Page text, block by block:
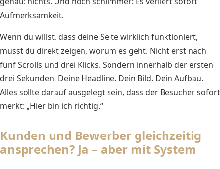
Aufmerksamkeit.
Wenn du willst, dass deine Seite wirklich funktioniert,
musst du direkt zeigen, worum es geht. Nicht erst nach
fünf Scrolls und drei Klicks. Sondern innerhalb der ersten
drei Sekunden. Deine Headline. Dein Bild. Dein Aufbau.
Alles sollte darauf ausgelegt sein, dass der Besucher sofort
merkt: „Hier bin ich richtig.“
Kunden und Bewerber gleichzeitig
ansprechen? Ja – aber mit System